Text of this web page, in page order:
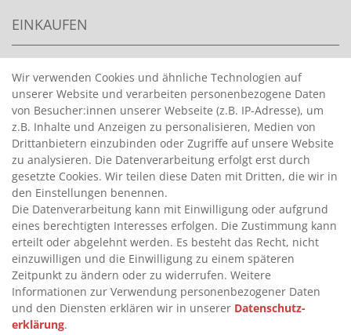
EINKAUFEN
HANDPUMPEN FÜR BENZIN
>
HANDPUMPEN FÜR ÖLE
>
TANKANLAGEN
>
ADBLUE® BETANKUNG
INFORMATIONEN
>
FAQ
>
VERTRAG WIDERRUFEN
>
WIDERRUFSRECHT
>
WIDERRUFSFORMULAR
Wir verwenden Cookies und ähnliche Technologien auf
unserer Website und verarbeiten personenbezogene Daten
von Besucher:innen unserer Webseite (z.B. IP-Adresse), um
z.B. Inhalte und Anzeigen zu personalisieren, Medien von
Drittanbietern einzubinden oder Zugriffe auf unsere Website
zu analysieren. Die Datenverarbeitung erfolgt erst durch
gesetzte Cookies. Wir teilen diese Daten mit Dritten, die wir in
den Einstellungen benennen.
Die Datenverarbeitung kann mit Einwilligung oder aufgrund
eines berechtigten Interesses erfolgen. Die Zustimmung kann
erteilt oder abgelehnt werden. Es besteht das Recht, nicht
einzuwilligen und die Einwilligung zu einem späteren
Zeitpunkt zu ändern oder zu widerrufen. Weitere
Informationen zur Verwendung personenbezogener Daten
und den Diensten erklären wir in unserer Daten­schutz­
erklärung.